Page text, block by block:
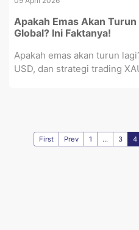
Apakah Emas Akan
Global? Ini Faktanya!
Apakah emas akan turun
USD, dan strategi trading
First Prev 1 ... 3 4